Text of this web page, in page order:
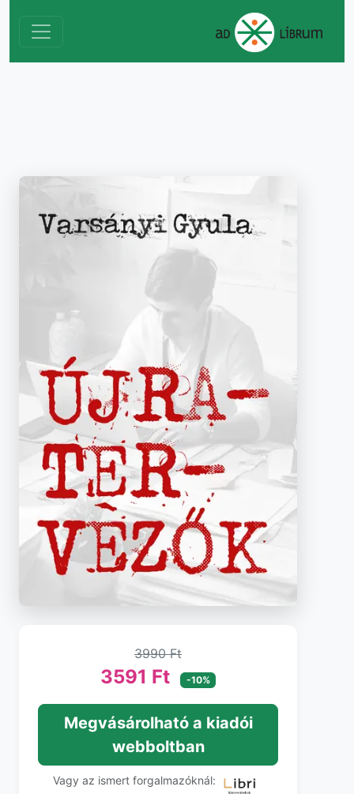
3990 Ft
3591 Ft -10%
Megvásárolható a kiadói
webboltban
Vagy az ismert forgalmazóknál: